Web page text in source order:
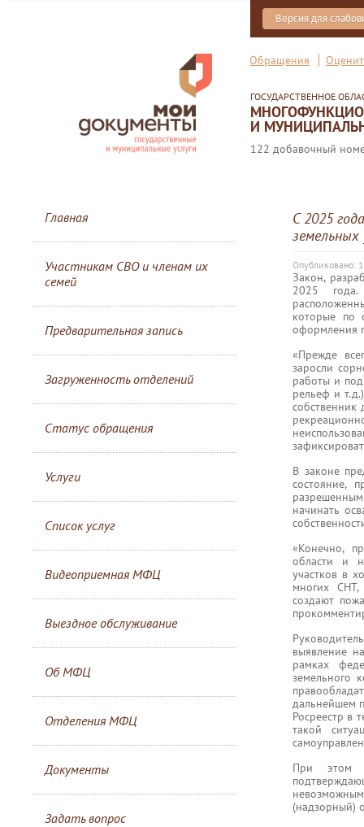
Версия для
Обращения
ГОСУДАРСТВЕННОЕ
И
122 добавочный
Главная
Участникам СВО и членам их
семей
Предварительная запись
Загруженность отделений
Статус обращения
Услуги
Список услуг
Видеоприемная МФЦ
Выездное обслуживание
Об МФЦ
Отделения МФЦ
Документы
Задать вопрос
С 2025
земельных
Опубликовано:
Закон,
2025 года.
которые по
оформления
«Прежде
заросли
работы и
рельеф и
собственник
В законе
состояние,
начинать
«Конечно,
области и
участков в
многих СНТ,
создают
выявление
рамках
земельного
дальнейшем
Росреестр в
такой
При этом
(надзорный)